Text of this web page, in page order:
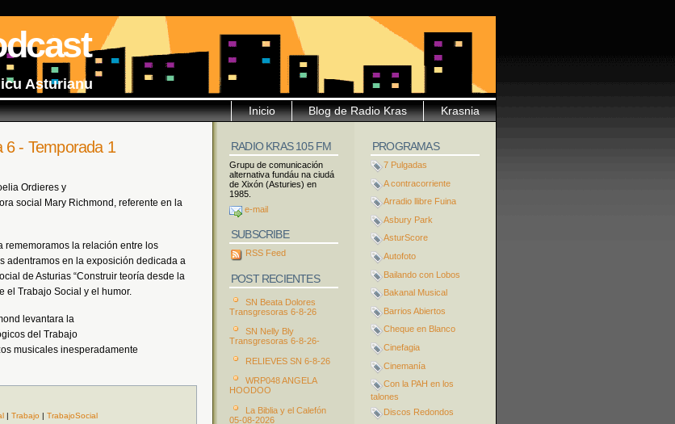
Asturianu
Krasnia
Blog de Radio Kras
Inicio
6 - Temporada 1
Ordieres y
social Mary Richmond, referente en la
rememoramos la relación entre los
adentramos en la exposición dedicada a
de Asturias “Construir teoría desde la
el Trabajo Social y el humor.
levantara la
del Trabajo
musicales inesperadamente
| Trabajo | TrabajoSocial
PROGRAMAS
7 Pulgadas
A contracorriente
Arradio llibre Fuina
Asbury Park
AsturScore
Autofoto
Bailando con Lobos
Bakanal Musical
Barrios Abiertos
Cheque en Blanco
Cinefagia
Cinemanía
Con la PAH en los
talones
Discos Redondos
RADIO KRAS 105 FM
Grupu de comunicación
alternativa fundáu na ciudá
de Xixón (Asturies) en
1985.
e-mail
SUBSCRIBE
RSS Feed
POST RECIENTES
SN Beata Dolores
Transgresoras 6-8-26
SN Nelly Bly
Transgresoras 6-8-26-
RELIEVES SN 6-8-26
WRP048 ANGELA
HOODOO
La Biblia y el Calefón
05-08-2026